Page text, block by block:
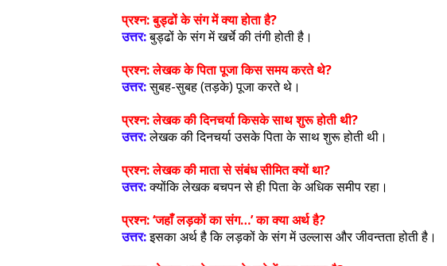
प्रश्न:बुड्ढों के संग में क्या होता है?
उत्तर:बुड्ढों के संग में खर्चे की तंगी होती है।
प्रश्न:लेखक के पिता पूजा किस समय करते थे?
उत्तर:सुबह-सुबह (तड़के) पूजा करते थे।
प्रश्न:लेखक की दिनचर्या किसके साथ शुरू होती थी?
उत्तर:लेखक की दिनचर्या उसके पिता के साथ शुरू होती थी।
प्रश्न:लेखक की माता से संबंध सीमित क्यों था?
उत्तर:क्योंकि लेखक बचपन से ही पिता के अधिक समीप रहा।
प्रश्न:‘जहाँ लड़कों का संग…’ का क्या अर्थ है?
उत्तर:इसका अर्थ है कि लड़कों के संग में उल्लास और जीवन्तता होती है।